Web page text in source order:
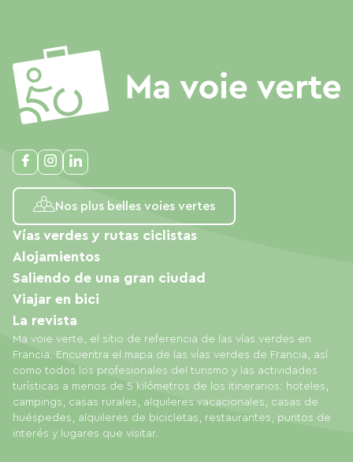
Nos plus belles voies vertes
Ma voie verte, el sitio de referencia de las vías verdes en
Francia. Encuentra el mapa de las vías verdes de Francia, así
como todos los profesionales del turismo y las actividades
turísticas a menos de 5 kilómetros de los itinerarios: hoteles,
campings, casas rurales, alquileres vacacionales, casas de
huéspedes, alquileres de bicicletas, restaurantes, puntos de
interés y lugares que visitar.
Vías verdes y rutas ciclistas
Alojamientos
Saliendo de una gran ciudad
Viajar en bici
La revista